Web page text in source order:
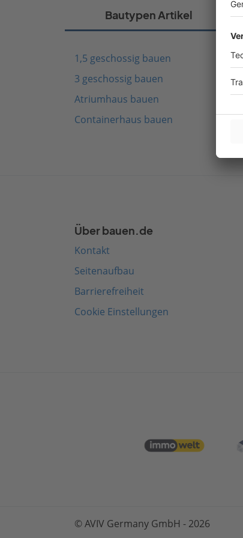
Bautypen Artikel
1,5 geschossig bauen
3 geschossig bauen
Atriumhaus bauen
Containerhaus bauen
Über bauen.de
Kontakt
Seitenaufbau
Barrierefreiheit
Cookie Einstellungen
© AVIV Germany GmbH - 2026